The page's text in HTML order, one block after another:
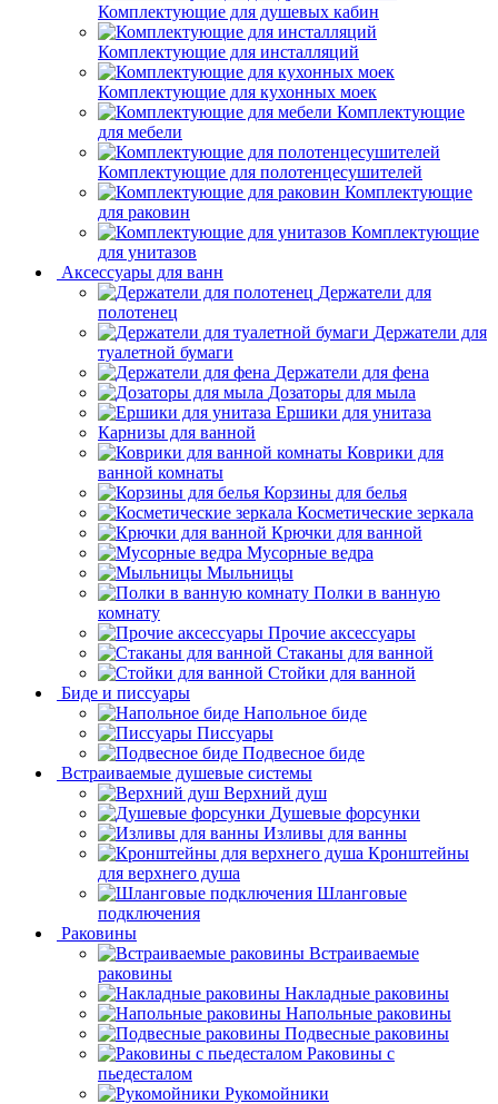
Комплектующие для душевых кабин
Комплектующие для инсталляций
Комплектующие для кухонных моек
Комплектующие
для мебели
Комплектующие для полотенцесушителей
Комплектующие
для раковин
Комплектующие
для унитазов
Аксессуары для ванн
Держатели для
полотенец
Держатели для
туалетной бумаги
Держатели для фена
Дозаторы для мыла
Ершики для унитаза
Карнизы для ванной
Коврики для
ванной комнаты
Корзины для белья
Косметические зеркала
Крючки для ванной
Мусорные ведра
Мыльницы
Полки в ванную
комнату
Прочие аксессуары
Стаканы для ванной
Стойки для ванной
Биде и писсуары
Напольное биде
Писсуары
Подвесное биде
Встраиваемые душевые системы
Верхний душ
Душевые форсунки
Изливы для ванны
Кронштейны
для верхнего душа
Шланговые
подключения
Раковины
Встраиваемые
раковины
Накладные раковины
Напольные раковины
Подвесные раковины
Раковины с
пьедесталом
Рукомойники